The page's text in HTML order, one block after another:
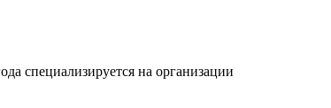
специализируется на организации